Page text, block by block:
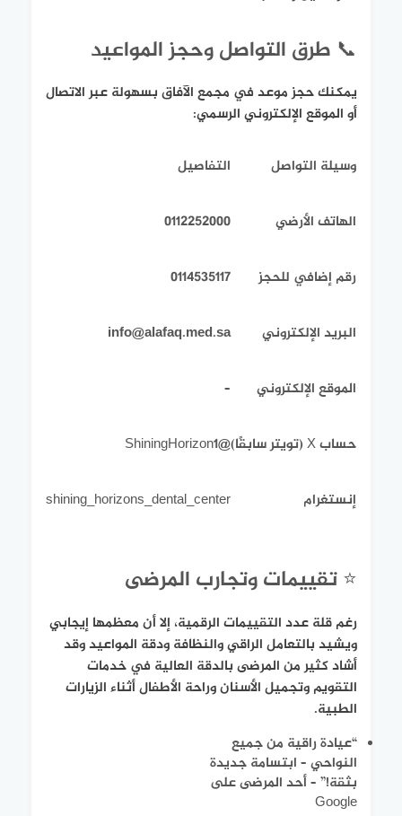
📞 طرق التواصل وحجز المواعيد
يمكنك حجز موعد في مجمع الآفاق بسهولة عبر الاتصال
أو الموقع الإلكتروني الرسمي:
وسيلة التواصل التفاصيل
الهاتف الأرضي 0112252000
رقم إضافي للحجز 0114535117
البريد الإلكتروني info@alafaq.med.sa
الموقع الإلكتروني –
حساب X (تويتر سابقًا) @ShiningHorizon1
إنستغرام shining_horizons_dental_center
⭐ تقييمات وتجارب المرضى
رغم قلة عدد التقييمات الرقمية، إلا أن معظمها إيجابي
ويشيد بالتعامل الراقي والنظافة ودقة المواعيد وقد
أشاد كثير من المرضى بالدقة العالية في خدمات
التقويم وتجميل الأسنان وراحة الأطفال أثناء الزيارات
الطبية.
“عيادة راقية من جميع
النواحي – ابتسامة جديدة
بثقة!” – أحد المرضى على
Google